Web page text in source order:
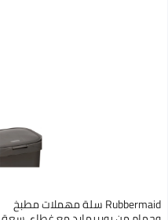
Rubbermaid سلة مهملات مطبخ